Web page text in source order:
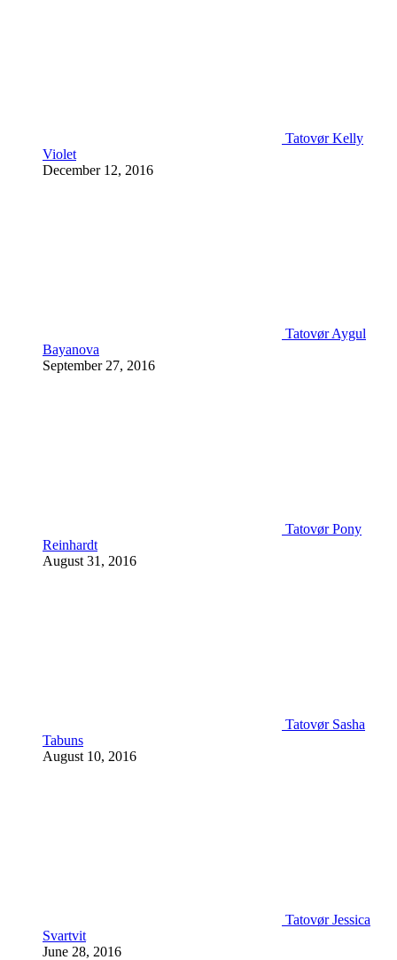
Tatovør Kelly
Violet
December 12, 2016
Tatovør Aygul
Bayanova
September 27, 2016
Tatovør Pony
Reinhardt
August 31, 2016
Tatovør Sasha
Tabuns
August 10, 2016
Tatovør Jessica
Svartvit
June 28, 2016